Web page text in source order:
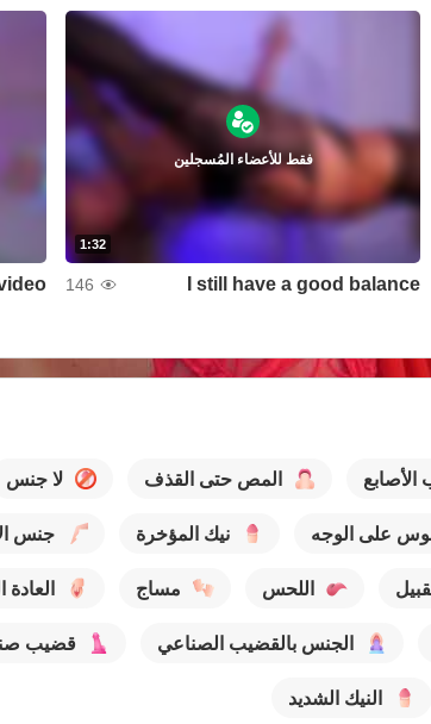
1:32
فقط للأعضاء المُسجلين
I still have a good balance
146
الأصابع المص حتى القذف لا جنس
على الوجه نيك المؤخرة جنس
اللحس مساج
الجنس بالقضيب الصناعي قضيب
النيك الشديد